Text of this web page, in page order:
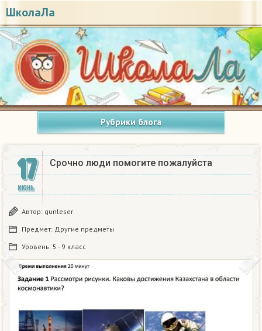
ШколаЛа
Рубрики блога
17
ИЮНЬ
Срочно люди помогите пожалуйста ​
Автор: gunleser
Предмет: Другие предметы
Уровень: 5 - 9 класс